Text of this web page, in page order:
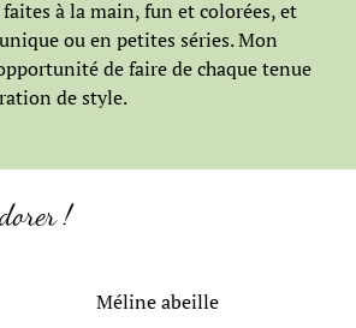
à la main, fun et colorées, et
ou en petites séries. Mon
de faire de chaque tenue
de style.
!
Méline abeille